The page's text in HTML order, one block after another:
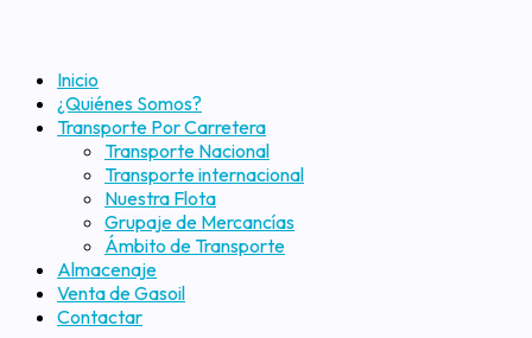
Inicio
¿Quiénes Somos?
Transporte Por Carretera
Transporte Nacional
Transporte internacional
Nuestra Flota
Grupaje de Mercancías
Ámbito de Transporte
Almacenaje
Venta de Gasoil
Contactar